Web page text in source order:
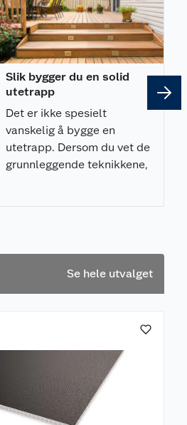
Slik bygger du en solid
utetrapp
Det er ikke spesielt
vanskelig å bygge en
utetrapp. Dersom du vet de
grunnleggende teknikkene,
Se hele utvalget